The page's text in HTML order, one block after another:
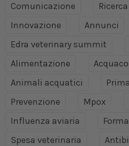
Comunicazione
Ricerca
Innovazione
Annunci
Edra veterinary summit
Alimentazione
Animali acquatici
Prevenzione
Mpox
Influenza aviaria
Spesa veterinaria